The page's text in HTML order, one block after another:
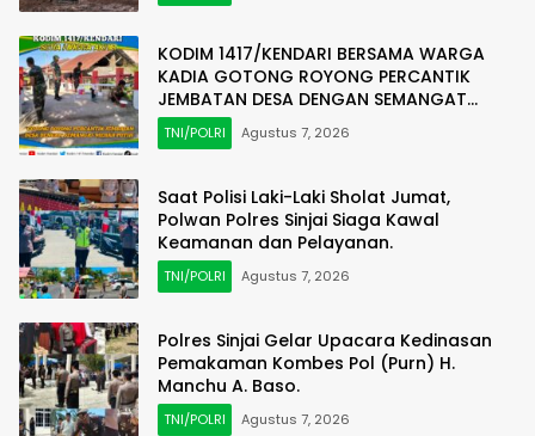
KODIM 1417/KENDARI BERSAMA WARGA
KADIA GOTONG ROYONG PERCANTIK
JEMBATAN DESA DENGAN SEMANGAT
MERAH PUTIH
TNI/POLRI Agustus 7, 2026
Saat Polisi Laki-Laki Sholat Jumat,
Polwan Polres Sinjai Siaga Kawal
Keamanan dan Pelayanan.
TNI/POLRI Agustus 7, 2026
Polres Sinjai Gelar Upacara Kedinasan
Pemakaman Kombes Pol (Purn) H.
Manchu A. Baso.
TNI/POLRI Agustus 7, 2026